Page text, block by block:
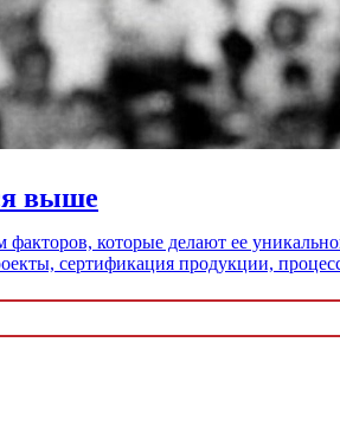
выше
которые делают ее
сертификация продукции,